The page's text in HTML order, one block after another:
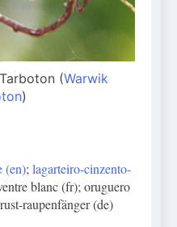
(Warwik
)
(en); lagarteiro-cinzento-
blanc (fr); oruguero
raupenfänger (de)